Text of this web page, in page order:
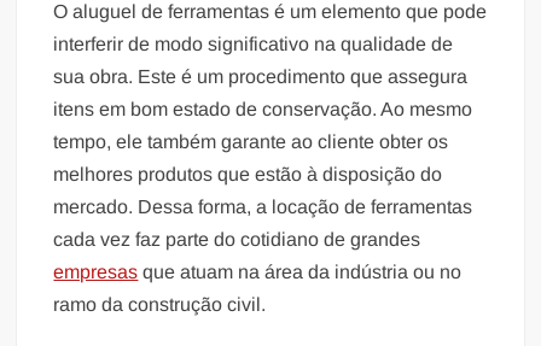
O aluguel de ferramentas é um elemento que pode
interferir de modo significativo na qualidade de
sua obra. Este é um procedimento que assegura
itens em bom estado de conservação. Ao mesmo
tempo, ele também garante ao cliente obter os
melhores produtos que estão à disposição do
mercado. Dessa forma, a locação de ferramentas
cada vez faz parte do cotidiano de grandes
empresas que atuam na área da indústria ou no
ramo da construção civil.